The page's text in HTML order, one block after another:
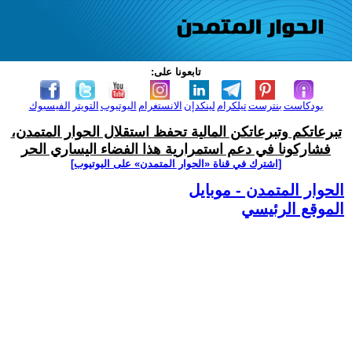
تابعونا على:
الفيسبوك التويتر اليوتيوب الانستغرام لينكدإن تيلكرامبنترست بودكاست
تبرعاتكم وتبرعاتكن المالية تحفظ استقلال الحوار المتمدن،
فشاركونا في دعم استمرارية هذا الفضاء اليساري الحر
[اشترك في قناة ‫«الحوار المتمدن» على اليوتيوب]
الحوار المتمدن - موبايل
الموقع الرئيسي